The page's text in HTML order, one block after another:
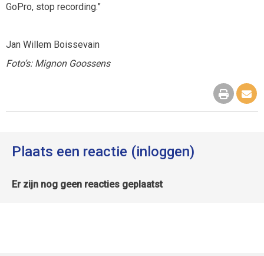
GoPro, stop recording.”
Jan Willem Boissevain
Foto’s: Mignon Goossens
Plaats een reactie (inloggen)
Er zijn nog geen reacties geplaatst